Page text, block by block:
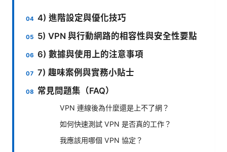
4) 進階設定與優化技巧
5) VPN 與行動網路的相容性與安全性要點
6) 數據與使用上的注意事項
7) 趣味案例與實務小貼士
常見問題集（FAQ）
VPN 連線後為什麼還是上不了網？
如何快速測試 VPN 是否真的工作？
我應該用哪個 VPN 協定？